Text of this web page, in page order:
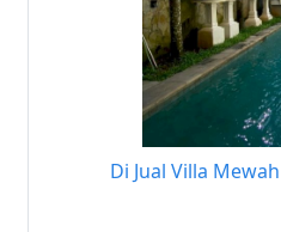
Di Jual Villa